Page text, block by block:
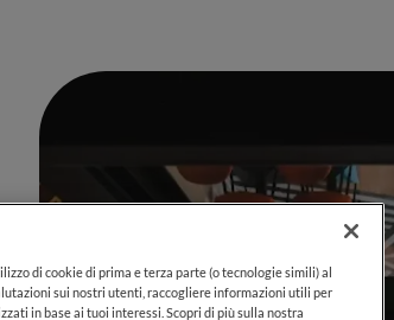
di cookie di prima e terza parte (o tecnologie simili) al
sui nostri utenti, raccogliere informazioni utili per
in base ai tuoi interessi. Scopri di più sulla nostra